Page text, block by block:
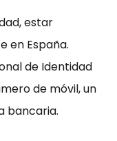
estar
en España.
de Identidad
de móvil, un
bancaria.